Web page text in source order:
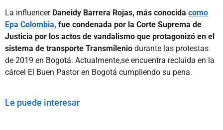
La influencer Daneidy Barrera Rojas, más conocida como
Epa Colombia, fue condenada por la Corte Suprema de
Justicia por los actos de vandalismo que protagonizó en el
sistema de transporte Transmilenio durante las protestas
de 2019 en Bogotá. Actualmente,se encuentra recluida en la
cárcel El Buen Pastor en Bogotá cumpliendo su pena.
Le puede interesar